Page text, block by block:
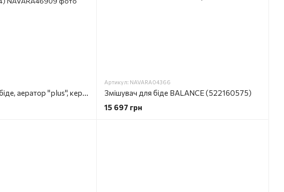
OXO Змішувач для біде, аератор "plus", керамічний картридж d25 мм, підключення 3/8, хром (100272324)
Артикул: NAVARA04366
Змішувач для біде BALANCE (522160575)
15 697 грн